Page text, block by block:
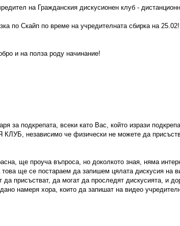
на Гражданския дискусионен клуб -
по Скайп по време на учредителната сбирка на 25.02!
и на полза роду начинание!
за подкрепата, всеки като Вас, който изрази
независимо че физически не можете да
ще проуча въпроса, но доколкото зная, няма
ще се постараем да запишем цялата дискусия на
да присъстват, да могат да проследят дискусията, и
намеря хора, които да запишат на видео